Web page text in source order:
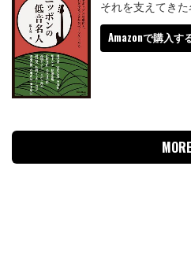
それを支えてき
Amazonで購入す
MORE